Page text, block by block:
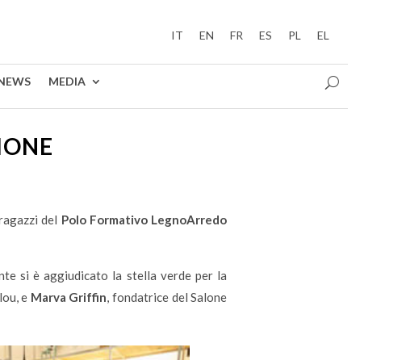
IT EN FR ES PL EL
MEDIA
del Polo Formativo LegnoArredo
si è aggiudicato la stella verde per la
e Marva Griffin, fondatrice del Salone